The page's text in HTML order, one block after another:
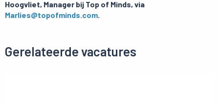
Hoogvliet, Manager bij Top of Minds, via
Marlies@topofminds.com
Gerelateerde vacatures